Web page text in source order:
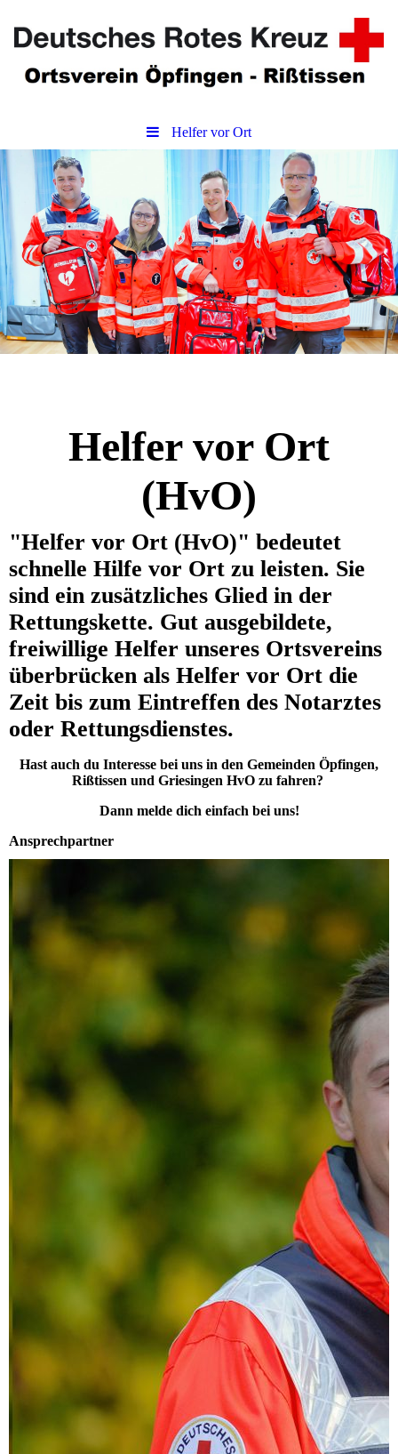
Helfer vor Ort
Helfer vor Ort
(HvO)
"Helfer vor Ort (HvO)" bedeutet
schnelle Hilfe vor Ort zu leisten. Sie
sind ein zusätzliches Glied in der
Rettungskette. Gut ausgebildete,
freiwillige Helfer unseres Ortsvereins
überbrücken als Helfer vor Ort die
Zeit bis zum Eintreffen des Notarztes
oder Rettungsdienstes.
Hast auch du Interesse bei uns in den Gemeinden Öpfingen,
Rißtissen und Griesingen HvO zu fahren?
Dann melde dich einfach bei uns!
Ansprechpartner